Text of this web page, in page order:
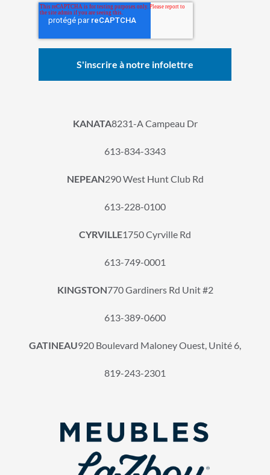
KANATA8231-A Campeau Dr
613-834-3343
NEPEAN290 West Hunt Club Rd
613-228-0100
CYRVILLE1750 Cyrville Rd
613-749-0001
KINGSTON770 Gardiners Rd Unit #2
613-389-0600
GATINEAU920 Boulevard Maloney Ouest, Unité 6,
819-243-2301